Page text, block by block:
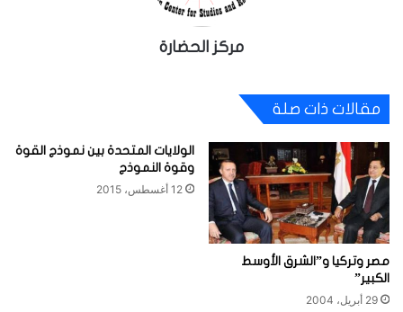
مركز الحضارة
مقالات ذات صلة
مصر وتركيا و”الشرق الأوسط
الكبير”
29 أبريل، 2004
الولايات المتحدة بين نموذج القوة
وقوة النموذج
12 أغسطس، 2015